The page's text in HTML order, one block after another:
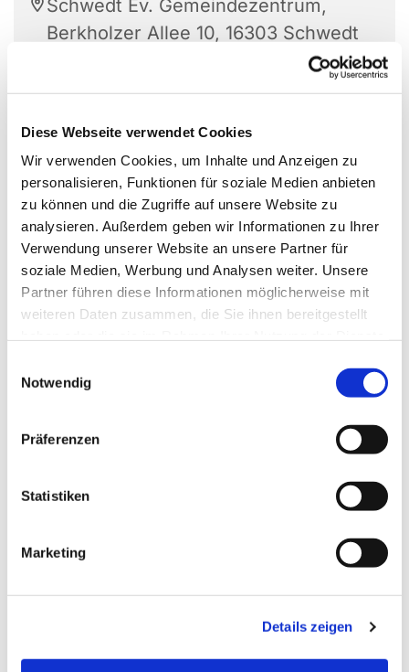
Diese Webseite verwendet Cookies
Wir verwenden Cookies, um Inhalte und Anzeigen zu
personalisieren, Funktionen für soziale Medien anbieten
zu können und die Zugriffe auf unsere Website zu
analysieren. Außerdem geben wir Informationen zu Ihrer
Verwendung unserer Website an unsere Partner für
soziale Medien, Werbung und Analysen weiter. Unsere
Partner führen diese Informationen möglicherweise mit
weiteren Daten zusammen, die Sie ihnen bereitgestellt
Notwendig
Präferenzen
Statistiken
Marketing
Details zeigen
Schwedt Ev. Gemeindezentrum,
Berkholzer Allee 10, 16303 Schwedt
Dies könnte Sie auch